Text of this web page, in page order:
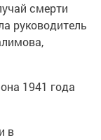
смерти
руководитель
1941 года
в